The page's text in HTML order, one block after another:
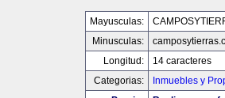
Mayusculas:
Minusculas:
Longitud:
14 caracteres
Categorias:
Inmuebles y